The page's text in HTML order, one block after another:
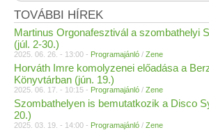
TOVÁBBI HÍREK
Martinus Orgonafesztivál a szombathelyi
(júl. 2-30.)
2025. 06. 26. - 13:00 - Programajánló / Zene
Horváth Imre komolyzenei előadása a
Könyvtárban (jún. 19.)
2025. 06. 17. - 10:15 - Programajánló / Zene
Szombathelyen is bemutatkozik a Disco
20.)
2025. 03. 19. - 14:00 - Programajánló / Zene